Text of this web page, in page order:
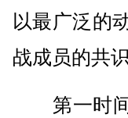
以最广泛的
战成员的共
第一时间